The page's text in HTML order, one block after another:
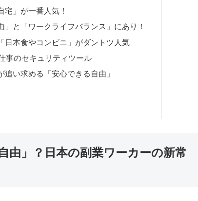
」が一番人気！
と「ワークライフバランス」にあり！
日本食やコンビニ」がダントツ人気
事のセキュリティツール
い求める「安心できる自由」
由」？日本の副業ワーカーの新常